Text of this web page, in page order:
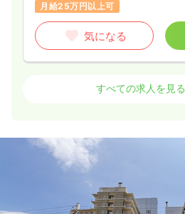
月給25万円以上可
気になる
正・准看護師
給与 31.4 万円/月
※経験5年の例
7:20～15:50
年間休日121日
月給34万円以上可
すべての求人を見る